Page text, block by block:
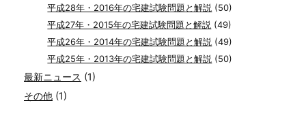
平成28年・2016年の宅建試験問題と解説 (50)
平成27年・2015年の宅建試験問題と解説 (49)
平成26年・2014年の宅建試験問題と解説 (49)
平成25年・2013年の宅建試験問題と解説 (50)
最新ニュース (1)
その他 (1)